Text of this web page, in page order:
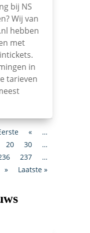
bij NS
Wij van
hebben
met
in
tarieven
«
…
20 30
…
237
…
» Laatste »